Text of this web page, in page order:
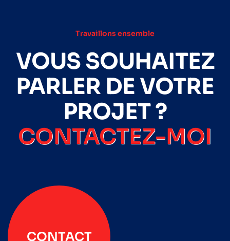
Travaillons ensemble
VOUS SOUHAITEZ
PARLER DE VOTRE
PROJET ?
CONTACTEZ-MOI
CONTACT